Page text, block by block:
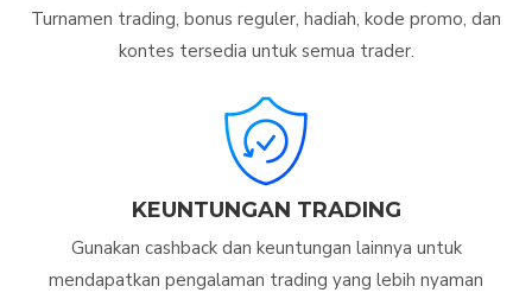
Turnamen trading, bonus reguler, hadiah, kode promo, dan
kontes tersedia untuk semua trader.
KEUNTUNGAN TRADING
Gunakan cashback dan keuntungan lainnya untuk
mendapatkan pengalaman trading yang lebih nyaman